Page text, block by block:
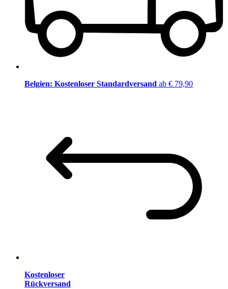
Belgien: Kostenloser Standardversand ab € 79,90
Kostenloser
Rückversand